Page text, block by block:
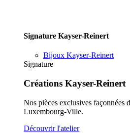
Signature Kayser-Reinert
Bijoux Kayser-Reinert
Signature
Créations Kayser-Reinert
Nos pièces exclusives façonnées
Luxembourg-Ville.
Découvrir l'atelier